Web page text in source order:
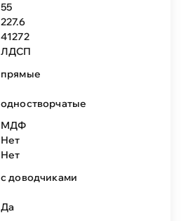
55
227.6
41272
ЛДСП
прямые
одностворчатые
МДФ
Нет
Нет
с доводчиками
Да